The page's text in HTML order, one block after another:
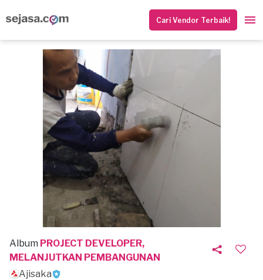
Cari Vendor Terbaik!
Album PROJECT DEVELOPER,
MELANJUTKAN PEMBANGUNAN
Ajisaka